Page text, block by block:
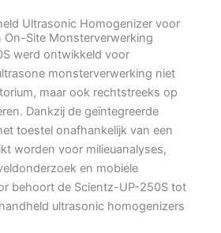
Ultrasonic Homogenizer voor
On-Site Monsterverwerking
werd ontwikkeld voor
monsterverwerking niet
maar ook rechtstreeks op
Dankzij de geïntegreerde
toestel onafhankelijk van een
worden voor milieuanalyses,
en mobiele
behoort de Scientz-UP-250S tot
ultrasonic homogenizers